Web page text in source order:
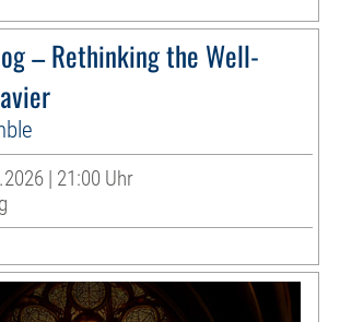
– Rethinking the Well-
| 21:00 Uhr